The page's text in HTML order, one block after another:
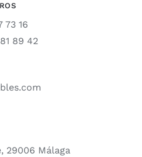
73 16
89 42
29006 Málaga